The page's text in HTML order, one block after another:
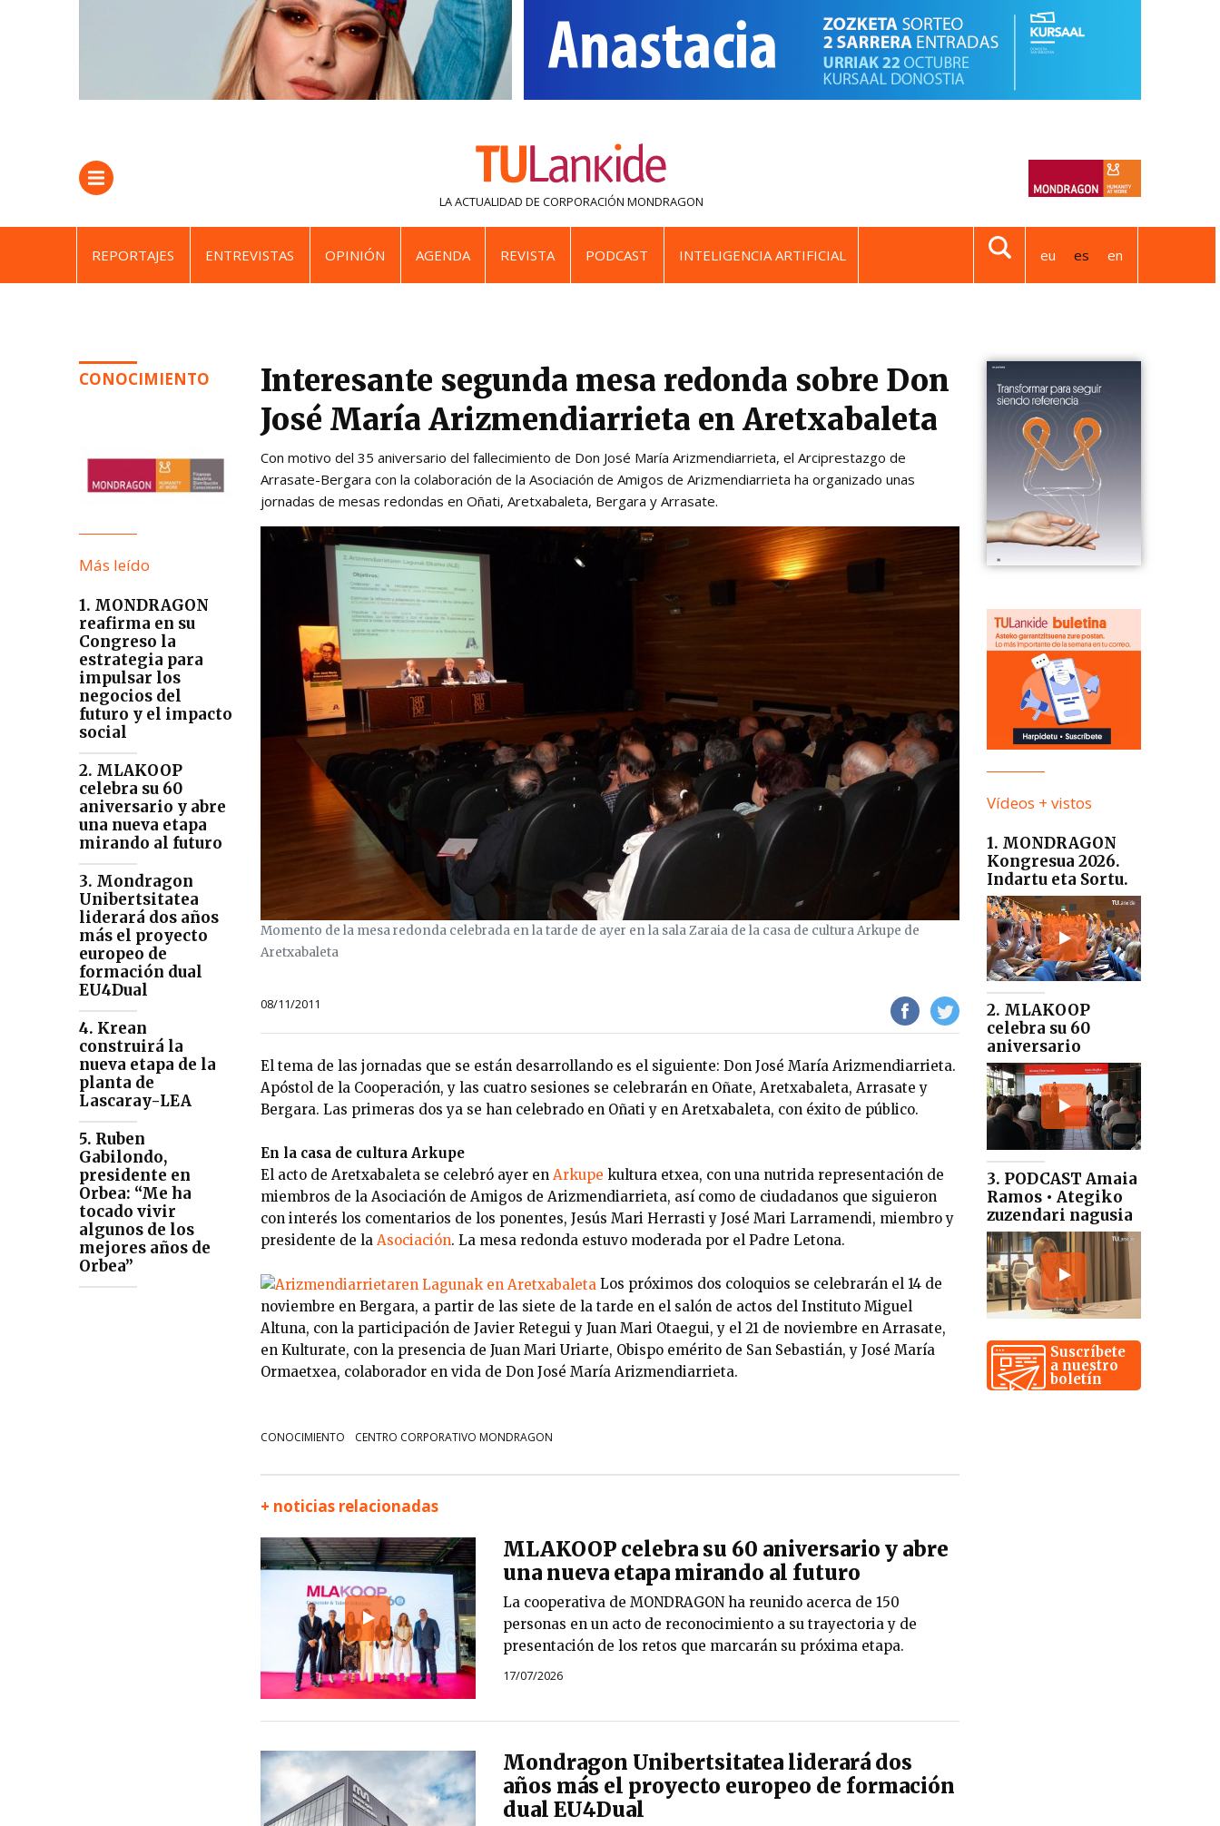
LA ACTUALIDAD DE CORPORACIÓN MONDRAGON
REPORTAJES ENTREVISTAS OPINIÓN AGENDA REVISTA PODCAST INTELIGENCIA ARTIFICIAL eu es en
CONOCIMIENTO
Más leído
1. MONDRAGON
reafirma en su
Congreso la
estrategia para
impulsar los
negocios del
futuro y el impacto
social
2. MLAKOOP
celebra su 60
aniversario y abre
una nueva etapa
mirando al futuro
3. Mondragon
Unibertsitatea
liderará dos años
más el proyecto
europeo de
formación dual
EU4Dual
4. Krean
construirá la
nueva etapa de la
planta de
Lascaray-LEA
5. Ruben
Gabilondo,
presidente en
Orbea: “Me ha
tocado vivir
algunos de los
mejores años de
Orbea”
Interesante segunda mesa redonda sobre Don
José María Arizmendiarrieta en Aretxabaleta
Con motivo del 35 aniversario del fallecimiento de Don José María Arizmendiarrieta, el Arciprestazgo de
Arrasate-Bergara con la colaboración de la Asociación de Amigos de Arizmendiarrieta ha organizado unas
jornadas de mesas redondas en Oñati, Aretxabaleta, Bergara y Arrasate.
Momento de la mesa redonda celebrada en la tarde de ayer en la sala Zaraia de la casa de cultura Arkupe de
Aretxabaleta
08/11/2011
El tema de las jornadas que se están desarrollando es el siguiente: Don José María Arizmendiarrieta.
Apóstol de la Cooperación, y las cuatro sesiones se celebrarán en Oñate, Aretxabaleta, Arrasate y
Bergara. Las primeras dos ya se han celebrado en Oñati y en Aretxabaleta, con éxito de público.
En la casa de cultura Arkupe
El acto de Aretxabaleta se celebró ayer en Arkupe kultura etxea, con una nutrida representación de
miembros de la Asociación de Amigos de Arizmendiarrieta, así como de ciudadanos que siguieron
con interés los comentarios de los ponentes, Jesús Mari Herrasti y José Mari Larramendi, miembro y
presidente de la Asociación. La mesa redonda estuvo moderada por el Padre Letona.
Los próximos dos coloquios se celebrarán el 14 de
noviembre en Bergara, a partir de las siete de la tarde en el salón de actos del Instituto Miguel
Altuna, con la participación de Javier Retegui y Juan Mari Otaegui, y el 21 de noviembre en Arrasate,
en Kulturate, con la presencia de Juan Mari Uriarte, Obispo emérito de San Sebastián, y José María
Ormaetxea, colaborador en vida de Don José María Arizmendiarrieta.
CONOCIMIENTO CENTRO CORPORATIVO MONDRAGON
+ noticias relacionadas
MLAKOOP celebra su 60 aniversario y abre
una nueva etapa mirando al futuro
La cooperativa de MONDRAGON ha reunido acerca de 150
personas en un acto de reconocimiento a su trayectoria y de
presentación de los retos que marcarán su próxima etapa.
17/07/2026
Mondragon Unibertsitatea liderará dos
años más el proyecto europeo de formación
dual EU4Dual
Vídeos + vistos
1. MONDRAGON
Kongresua 2026.
Indartu eta Sortu.
2. MLAKOOP
celebra su 60
aniversario
3. PODCAST Amaia
Ramos • Ategiko
zuzendari nagusia
Suscríbete
a nuestro
boletín